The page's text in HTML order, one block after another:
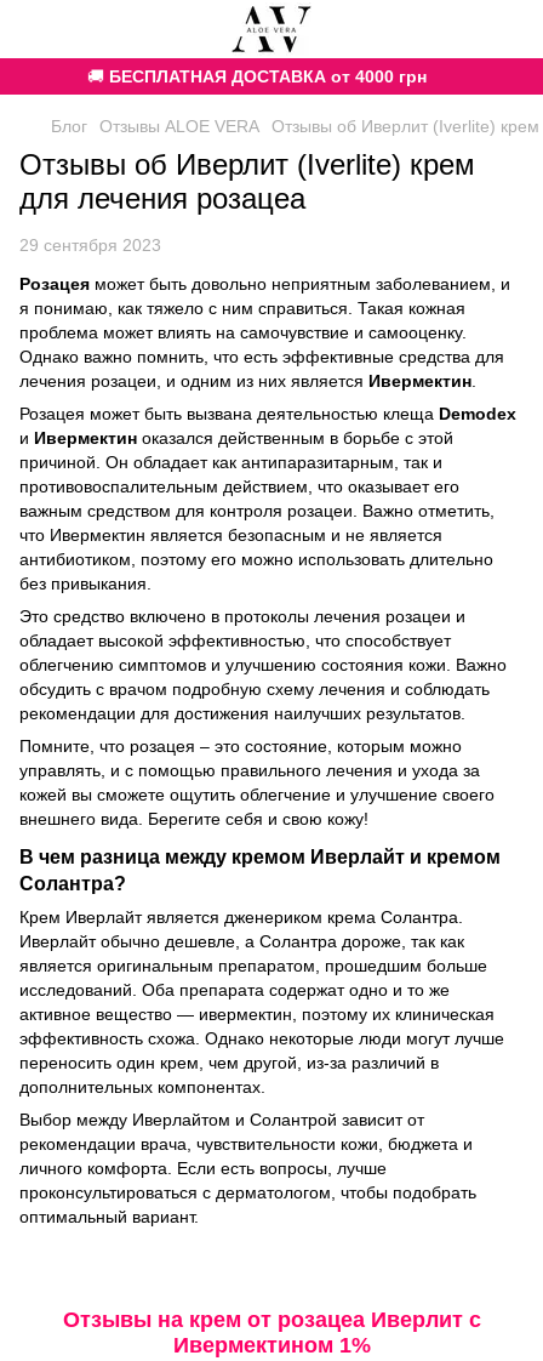
🚚 БЕСПЛАТНАЯ ДОСТАВКА от 4000 грн
Блог Отзывы ALOE VERA Отзывы об Иверлит (Iverlite)
Отзывы об Иверлит (Iverlite) крем
для лечения розацеа
29 сентября 2023
Розацея может быть довольно неприятным заболеванием, и
я понимаю, как тяжело с ним справиться. Такая кожная
проблема может влиять на самочувствие и самооценку.
Однако важно помнить, что есть эффективные средства для
лечения розацеи, и одним из них является Ивермектин
Розацея может быть вызвана деятельностью клеща Demodex
и Ивермектин оказался действенным в борьбе с этой
причиной. Он обладает как антипаразитарным, так и
противовоспалительным действием, что оказывает его
важным средством для контроля розацеи. Важно отметить,
что Ивермектин является безопасным и не является
антибиотиком, поэтому его можно использовать длительно
без привыкания.
Это средство включено в протоколы лечения розацеи и
обладает высокой эффективностью, что способствует
облегчению симптомов и улучшению состояния кожи. Важно
обсудить с врачом подробную схему лечения и соблюдать
рекомендации для достижения наилучших результатов.
Помните, что розацея – это состояние, которым можно
управлять, и с помощью правильного лечения и ухода за
кожей вы сможете ощутить облегчение и улучшение своего
внешнего вида. Берегите себя и свою кожу!
В чем разница между кремом Иверлайт и кремом
Солантра?
Крем Иверлайт является дженериком крема Солантра.
Иверлайт обычно дешевле, а Солантра дороже, так как
является оригинальным препаратом, прошедшим больше
исследований. Оба препарата содержат одно и то же
активное вещество — ивермектин, поэтому их клиническая
эффективность схожа. Однако некоторые люди могут лучше
переносить один крем, чем другой, из-за различий в
дополнительных компонентах.
Выбор между Иверлайтом и Солантрой зависит от
рекомендации врача, чувствительности кожи, бюджета и
личного комфорта. Если есть вопросы, лучше
проконсультироваться с дерматологом, чтобы подобрать
оптимальный вариант.
Отзывы на крем от розацеа Иверлит с
Ивермектином 1%